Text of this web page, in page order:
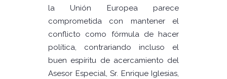
la Unión Europea parece
comprometida con mantener el
conflicto como fórmula de hacer
política, contrariando incluso el
buen espíritu de acercamiento del
Asesor Especial, Sr. Enrique Iglesias,